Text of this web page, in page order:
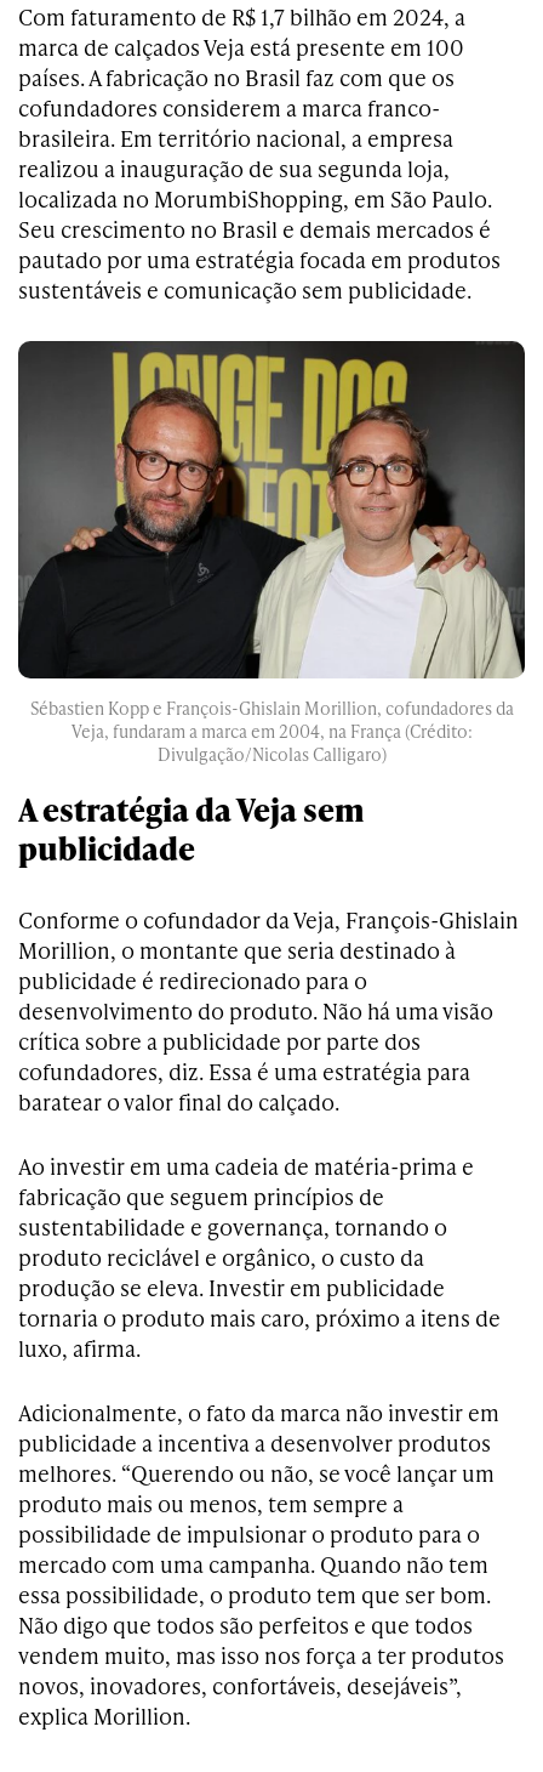
Com faturamento de R$ 1,7 bilhão em 2024, a
marca de calçados Veja está presente em 100
países. A fabricação no Brasil faz com que os
cofundadores considerem a marca franco-
brasileira. Em território nacional, a empresa
realizou a inauguração de sua segunda loja,
localizada no MorumbiShopping, em São Paulo.
Seu crescimento no Brasil e demais mercados é
pautado por uma estratégia focada em produtos
sustentáveis e comunicação sem publicidade.
Sébastien Kopp e François-Ghislain Morillion, cofundadores da
Veja, fundaram a marca em 2004, na França (Crédito:
Divulgação/Nicolas Calligaro)
A estratégia da Veja sem
publicidade
Conforme o cofundador da Veja, François-Ghislain
Morillion, o montante que seria destinado à
publicidade é redirecionado para o
desenvolvimento do produto. Não há uma visão
crítica sobre a publicidade por parte dos
cofundadores, diz. Essa é uma estratégia para
baratear o valor final do calçado.
Ao investir em uma cadeia de matéria-prima e
fabricação que seguem princípios de
sustentabilidade e governança, tornando o
produto reciclável e orgânico, o custo da
produção se eleva. Investir em publicidade
tornaria o produto mais caro, próximo a itens de
luxo, afirma.
Adicionalmente, o fato da marca não investir em
publicidade a incentiva a desenvolver produtos
melhores. “Querendo ou não, se você lançar um
produto mais ou menos, tem sempre a
possibilidade de impulsionar o produto para o
mercado com uma campanha. Quando não tem
essa possibilidade, o produto tem que ser bom.
Não digo que todos são perfeitos e que todos
vendem muito, mas isso nos força a ter produtos
novos, inovadores, confortáveis, desejáveis”,
explica Morillion.